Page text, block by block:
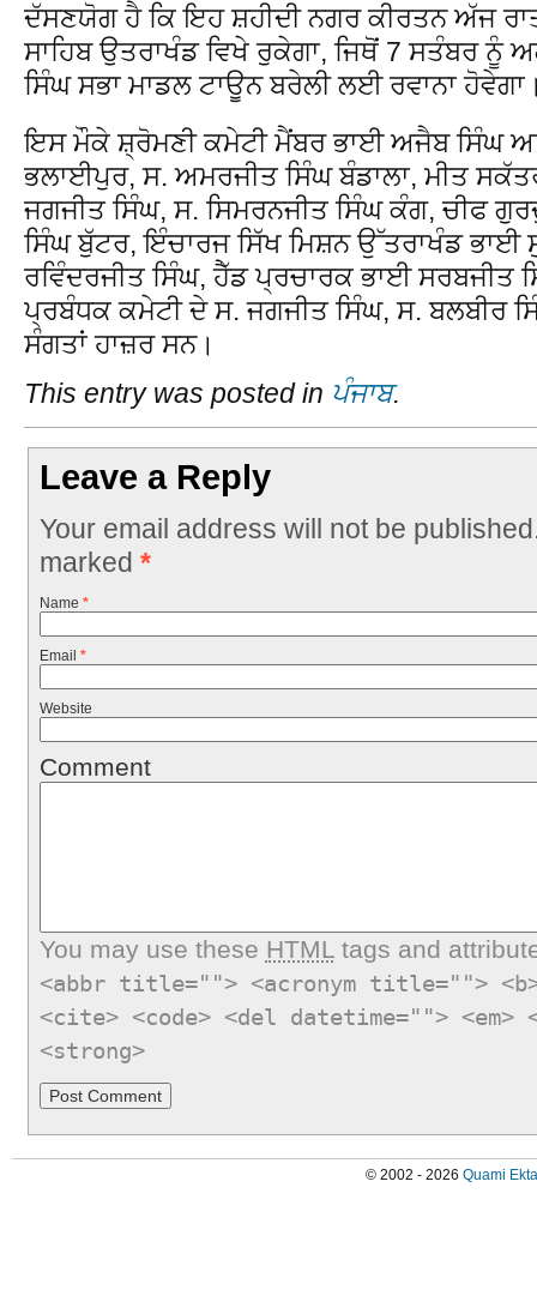
ਦੱਸਣਯੋਗ ਹੈ ਕਿ ਇਹ ਸ਼ਹੀਦੀ ਨਗਰ ਕੀਰਤਨ ਅੱਜ
ਸਾਹਿਬ ਉਤਰਾਖੰਡ ਵਿਖੇ ਰੁਕੇਗਾ, ਜਿਥੋਂ 7 ਸਤੰਬਰ
ਸਿੰਘ ਸਭਾ ਮਾਡਲ ਟਾਊਨ ਬਰੇਲੀ ਲਈ ਰਵਾਨਾ
ਇਸ ਮੌਕੇ ਸ਼੍ਰੋਮਣੀ ਕਮੇਟੀ ਮੈਂਬਰ ਭਾਈ ਅਜੈਬ ਸਿੰਘ
ਭਲਾਈਪੁਰ, ਸ. ਅਮਰਜੀਤ ਸਿੰਘ ਬੰਡਾਲਾ, ਮੀਤ
ਜਗਜੀਤ ਸਿੰਘ, ਸ. ਸਿਮਰਨਜੀਤ ਸਿੰਘ ਕੰਗ, ਚੀਫ
ਸਿੰਘ ਬੁੱਟਰ, ਇੰਚਾਰਜ ਸਿੱਖ ਮਿਸ਼ਨ ਉੱਤਰਾਖੰਡ ਭਾਈ
ਰਵਿੰਦਰਜੀਤ ਸਿੰਘ, ਹੈੱਡ ਪ੍ਰਚਾਰਕ ਭਾਈ
ਪ੍ਰਬੰਧਕ ਕਮੇਟੀ ਦੇ ਸ. ਜਗਜੀਤ ਸਿੰਘ, ਸ. ਬਲਬੀਰ
ਸੰਗਤਾਂ ਹਾਜ਼ਰ ਸਨ।
This entry was posted in ਪੰਜਾਬ.
Leave a Reply
Your email address will not be
marked *
Name *
Email *
Website
Comment
You may use these HTMLtags and
<abbr title=""> <acronym title="">
<cite> <code> <del datetime="">
<strong>
© 2002 - 2026 Quami